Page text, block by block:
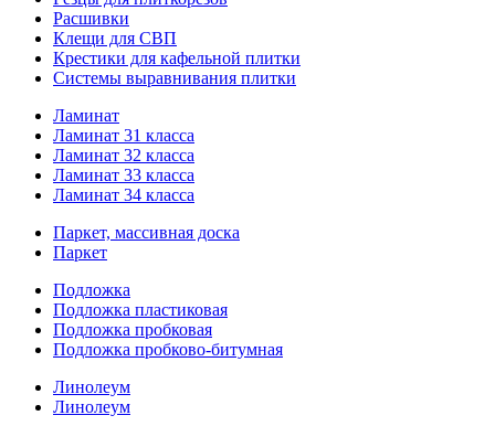
Расшивки
Клещи для СВП
Крестики для кафельной плитки
Системы выравнивания плитки
Ламинат
Ламинат 31 класса
Ламинат 32 класса
Ламинат 33 класса
Ламинат 34 класса
Паркет, массивная доска
Паркет
Подложка
Подложка пластиковая
Подложка пробковая
Подложка пробково-битумная
Линолеум
Линолеум